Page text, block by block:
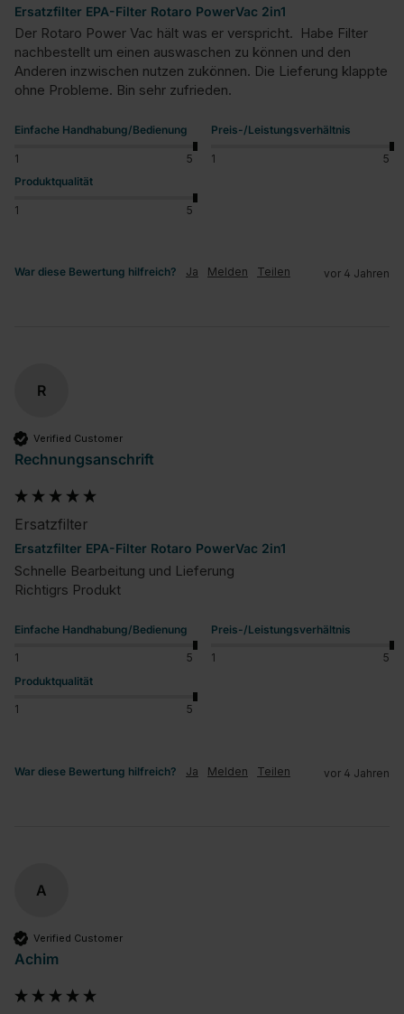
Ersatzfilter EPA-Filter Rotaro PowerVac 2in1
Der Rotaro Power Vac hält was er verspricht.  Habe Filter
nachbestellt um einen auswaschen zu können und den
Anderen inzwischen nutzen zukönnen. Die Lieferung klappte
ohne Probleme. Bin sehr zufrieden.
Einfache Handhabung/Bedienung
1 5
Preis-/Leistungsverhältnis
1
5
Produktqualität
1 5
War diese Bewertung hilfreich? Ja Melden Teilen vor 4 Jahren
R
Verified Customer
Rechnungsanschrift
Ersatzfilter
Ersatzfilter EPA-Filter Rotaro PowerVac 2in1
Schnelle Bearbeitung und Lieferung
Richtigrs Produkt
Einfache Handhabung/Bedienung
1 5
Preis-/Leistungsverhältnis
1
5
Produktqualität
1 5
War diese Bewertung hilfreich? Ja Melden Teilen vor 4 Jahren
A
Verified Customer
Achim